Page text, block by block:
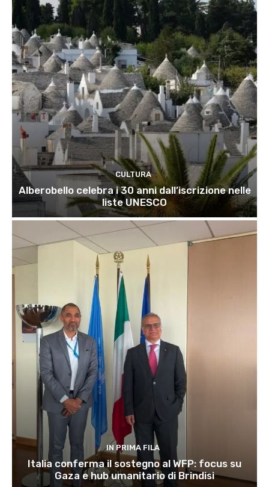
CULTURA
Alberobello celebra i 30 anni dall’iscrizione nelle
liste UNESCO
IN PRIMA FILA
Italia conferma il sostegno al WFP: focus su
Gaza e hub umanitario di Brindisi